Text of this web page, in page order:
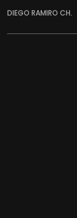
DIEGO RAMIRO CH.